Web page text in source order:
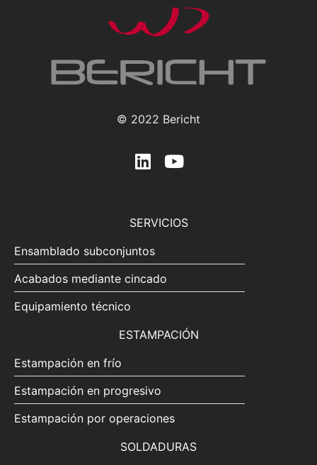
© 2022 Bericht
SERVICIOS
Ensamblado subconjuntos
Acabados mediante cincado
Equipamiento técnico
ESTAMPACIÓN
Estampación en frío
Estampación en progresivo
Estampación por operaciones
SOLDADURAS